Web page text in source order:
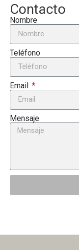
Contacto
Nombre
Teléfono
Email
Mensaje